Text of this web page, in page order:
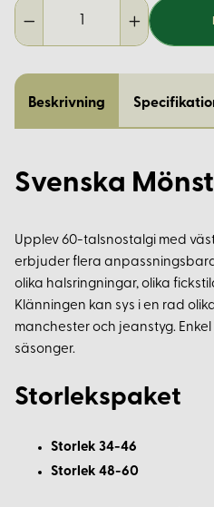
Beskrivning
Svenska
Upplev 60-talsnostalgi med
erbjuder flera
olika halsringningar, olika
Klänningen kan sys i en rad
manchester och jeanstyg.
säsonger.
Storlekspaket
Storlek 34-46
Storlek 48-60